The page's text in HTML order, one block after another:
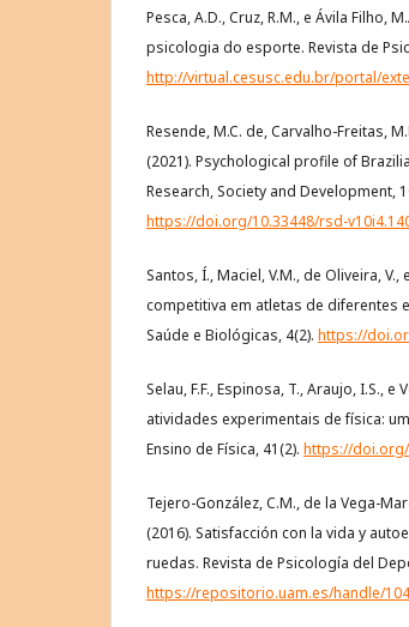
Pesca, A.D., Cruz, R.M., e Ávila Filho,
psicologia do esporte. Revista de
http://virtual.cesusc.edu.br/portal/
Resende, M.C. de, Carvalho-Freitas,
(2021). Psychological profile of
Research, Society and Development,
https://doi.org/10.33448/rsd-
Santos, Í., Maciel, V.M., de Oliveira,
competitiva em atletas de diferentes
Saúde e Biológicas, 4(2). https://
Selau, F.F., Espinosa, T., Araujo, I.S.,
atividades experimentais de física:
Ensino de Física, 41(2). https://doi.org/
Tejero-González, C.M., de la Vega-
(2016). Satisfacción con la vida y
ruedas. Revista de Psicología del
https://repositorio.uam.es/handle/